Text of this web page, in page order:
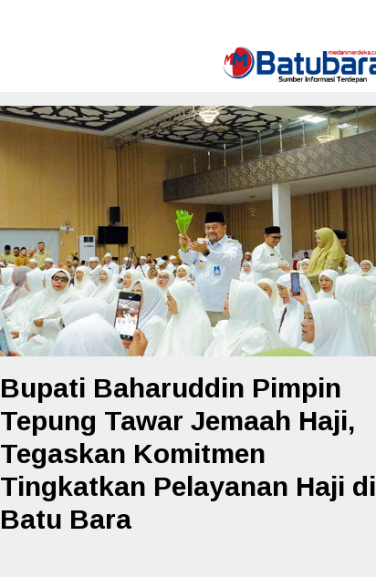
Bupati Baharuddin Pimpin
Tepung Tawar Jemaah Haji,
Tegaskan Komitmen
Tingkatkan Pelayanan Haji di
Batu Bara